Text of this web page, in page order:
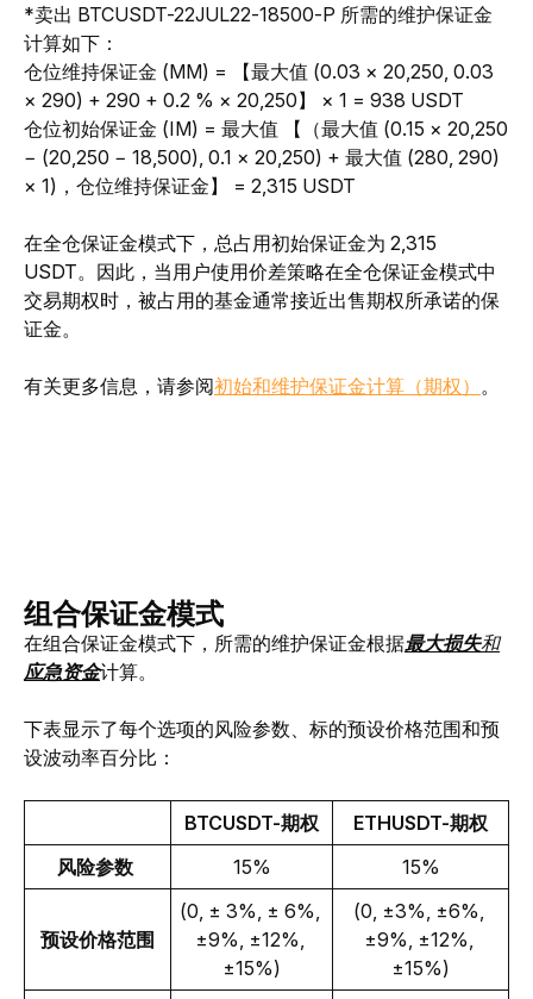
*卖出 BTCUSDT-22JUL22-18500-P 所需的维护保证金
计算如下：
仓位维持保证金 (MM) = 【最大值 (0.03 × 20,250, 0.03
× 290) + 290 + 0.2 % × 20,250】 × 1 = 938 USDT
仓位初始保证金 (IM) = 最大值 【（最大值 (0.15 × 20,250
− (20,250 − 18,500), 0.1 × 20,250) + 最大值 (280, 290)
× 1)，仓位维持保证金】 = 2,315 USDT
在全仓保证金模式下，总占用初始保证金为 2,315
USDT。因此，当用户使用价差策略在全仓保证金模式中
交易期权时，被占用的基金通常接近出售期权所承诺的保
证金。
有关更多信息，请参阅初始和维护保证金计算（期权） 。
组合保证金模式
在组合保证金模式下，所需的维护保证金根据最大损失和
应急资金计算。
下表显示了每个选项的风险参数、标的预设价格范围和预
设波动率百分比：
BTCUSDT-期权
ETHUSDT-期权
风险参数
15% 15%
预设价格范围
(0, ± 3%, ± 6%,
±9%, ±12%,
±15%)
(0, ±3%, ±6%,
±9%, ±12%,
±15%)